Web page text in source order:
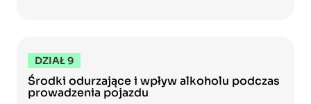
DZIAŁ 9
Środki odurzające i wpływ alkoholu podczas
prowadzenia pojazdu